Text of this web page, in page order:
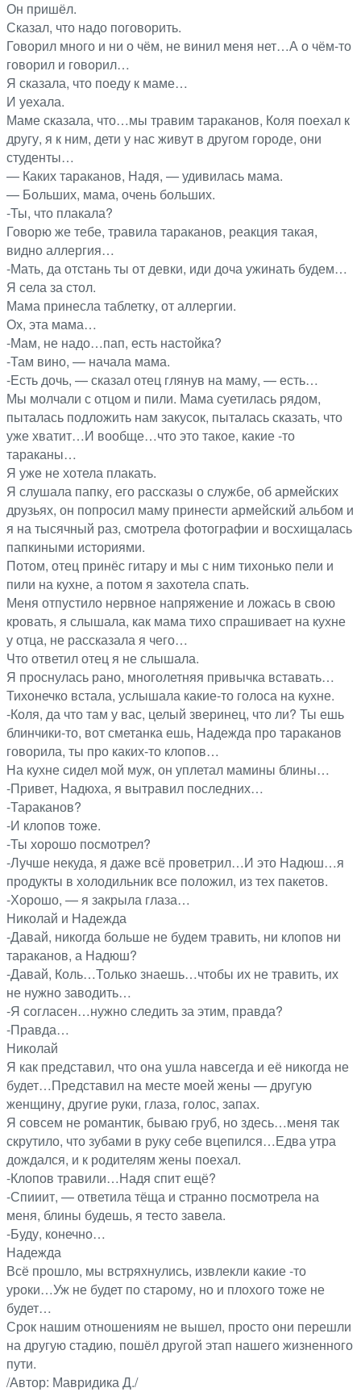
Он пришёл.
Сказал, что надо поговорить.
Говорил много и ни о чём, не винил меня нет…А о чём-то
говорил и говорил…
Я сказала, что поеду к маме…
И уехала.
Маме сказала, что…мы травим тараканов, Коля поехал к
другу, я к ним, дети у нас живут в другом городе, они
студенты…
— Каких тараканов, Надя, — удивилась мама.
— Больших, мама, очень больших.
-Ты, что плакала?
Говорю же тебе, травила тараканов, реакция такая,
видно аллергия…
-Мать, да отстань ты от девки, иди доча ужинать будем…
Я села за стол.
Мама принесла таблетку, от аллергии.
Ох, эта мама…
-Мам, не надо…пап, есть настойка?
-Там вино, — начала мама.
-Есть дочь, — сказал отец глянув на маму, — есть…
Мы молчали с отцом и пили. Мама суетилась рядом,
пыталась подложить нам закусок, пыталась сказать, что
уже хватит…И вообще…что это такое, какие -то
тараканы…
Я уже не хотела плакать.
Я слушала папку, его рассказы о службе, об армейских
друзьях, он попросил маму принести армейский альбом и
я на тысячный раз, смотрела фотографии и восхищалась
папкиными историями.
Потом, отец принёс гитару и мы с ним тихонько пели и
пили на кухне, а потом я захотела спать.
Меня отпустило нервное напряжение и ложась в свою
кровать, я слышала, как мама тихо спрашивает на кухне
у отца, не рассказала я чего…
Что ответил отец я не слышала.
Я проснулась рано, многолетняя привычка вставать…
Тихонечко встала, услышала какие-то голоса на кухне.
-Коля, да что там у вас, целый зверинец, что ли? Ты ешь
блинчики-то, вот сметанка ешь, Надежда про тараканов
говорила, ты про каких-то клопов…
На кухне сидел мой муж, он уплетал мамины блины…
-Привет, Надюха, я вытравил последних…
-Тараканов?
-И клопов тоже.
-Ты хорошо посмотрел?
-Лучше некуда, я даже всё проветрил…И это Надюш…я
продукты в холодильник все положил, из тех пакетов.
-Хорошо, — я закрыла глаза…
Николай и Надежда
-Давай, никогда больше не будем травить, ни клопов ни
тараканов, а Надюш?
-Давай, Коль…Только знаешь…чтобы их не травить, их
не нужно заводить…
-Я согласен…нужно следить за этим, правда?
-Правда…
Николай
Я как представил, что она ушла навсегда и её никогда не
будет…Представил на месте моей жены — другую
женщину, другие руки, глаза, голос, запах.
Я совсем не романтик, бываю груб, но здесь…меня так
скрутило, что зубами в руку себе вцепился…Едва утра
дождался, и к родителям жены поехал.
-Клопов травили…Надя спит ещё?
-Спииит, — ответила тёща и странно посмотрела на
меня, блины будешь, я тесто завела.
-Буду, конечно…
Надежда
Всё прошло, мы встряхнулись, извлекли какие -то
уроки…Уж не будет по старому, но и плохого тоже не
будет…
Срок нашим отношениям не вышел, просто они перешли
на другую стадию, пошёл другой этап нашего жизненного
пути.
/Автор: Мавридика Д./